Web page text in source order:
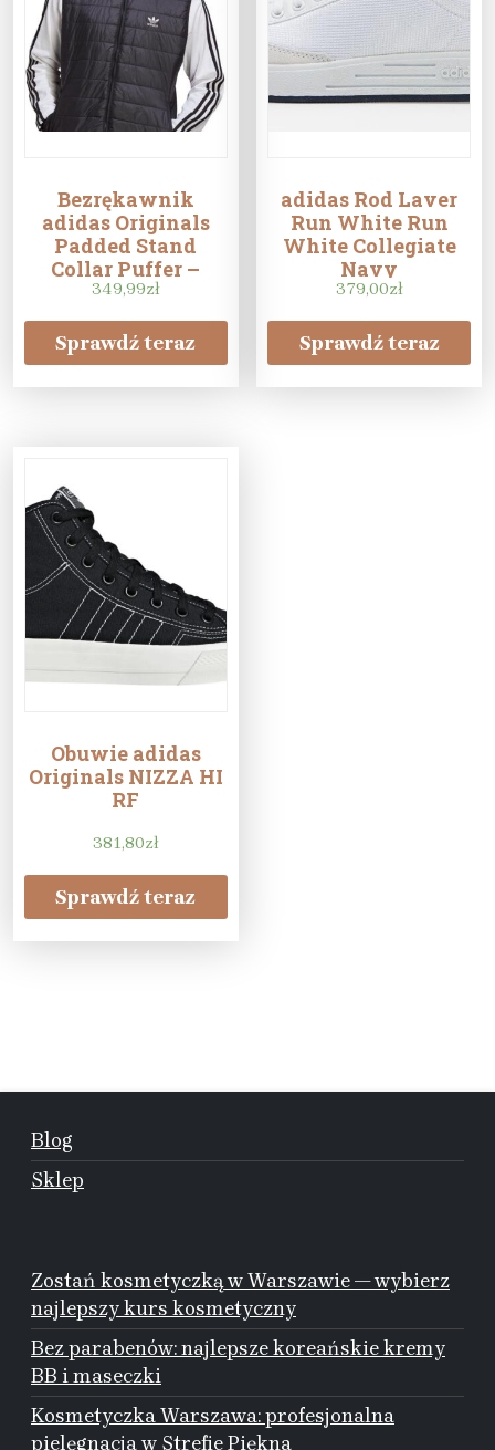
Bezrękawnik
adidas Originals
Padded Stand
Collar Puffer –
HL9217
349,99zł
Sprawdź teraz
adidas Rod Laver
Run White Run
White Collegiate
Navy
379,00zł
Sprawdź teraz
Obuwie adidas
Originals NIZZA HI
RF
381,80zł
Sprawdź teraz
Blog
Sklep
Zostań kosmetyczką w Warszawie — wybierz
najlepszy kurs kosmetyczny
Bez parabenów: najlepsze koreańskie kremy
BB i maseczki
Kosmetyczka Warszawa: profesjonalna
pielęgnacja w Strefie Piękna